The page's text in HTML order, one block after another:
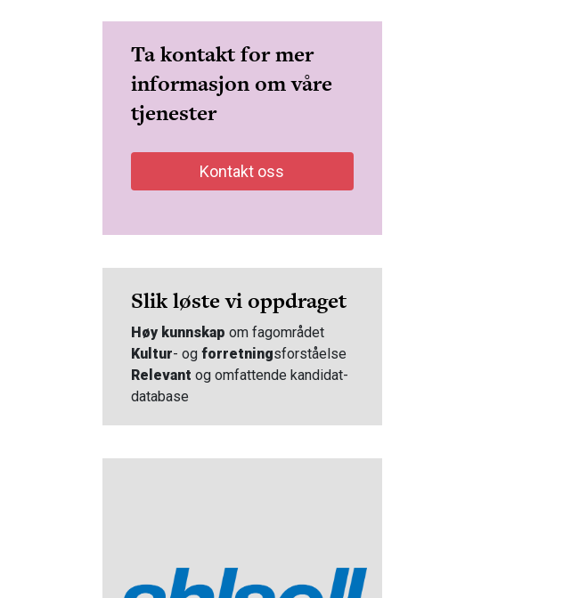
Ta kontakt for mer
informasjon om våre
tjenester
Kontakt oss
Slik løste vi oppdraget
Høy kunnskap om fagområdet
Kultur- og forretningsforståelse
Relevant og omfattende kandidat-
database